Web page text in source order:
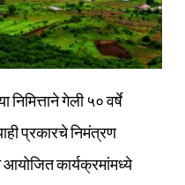
निमित्ताने गेली ५० वर्षे
प्रकारचे निमंत्रण
आयोजित कार्यक्रमांमध्ये